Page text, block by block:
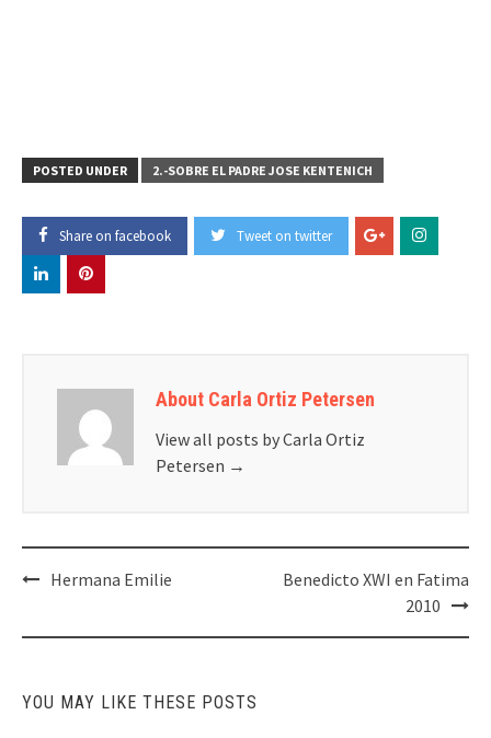
POSTED UNDER 2.-SOBRE EL PADRE JOSE KENTENICH
Share on facebook Tweet on twitter
About Carla Ortiz Petersen
View all posts by Carla Ortiz
Petersen →
PostHermana Emilie
Benedicto XWI en Fatima
2010
YOU MAY LIKE THESE POSTS